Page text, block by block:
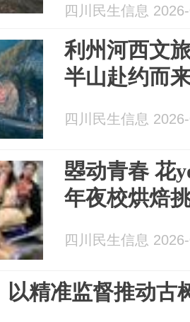
四川民生信息
利州河西文
半山赴约而
四川民生信息
曌动青春 花
年夜校烘焙
四川民生信息
以精准监督推动古